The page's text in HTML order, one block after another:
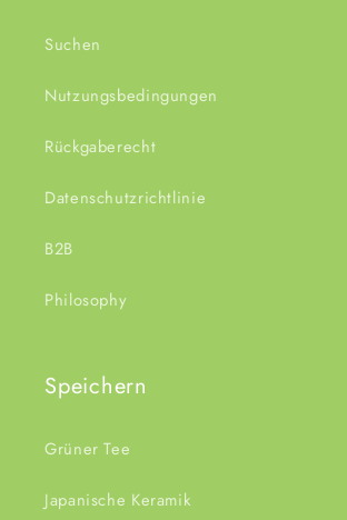
Suchen
Nutzungsbedingungen
Rückgaberecht
Datenschutzrichtlinie
B2B
Philosophy
Speichern
Grüner Tee
Japanische Keramik